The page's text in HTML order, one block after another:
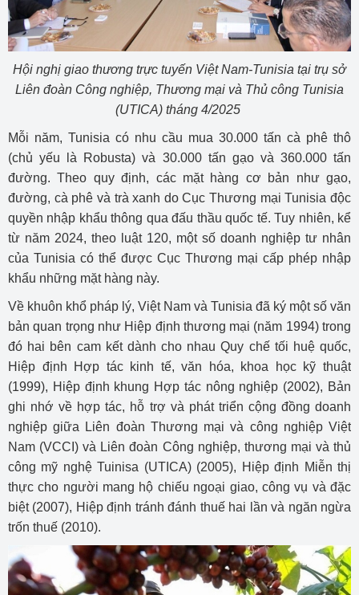
Hội nghị giao thương trực tuyến Việt Nam-Tunisia tại trụ sở
Liên đoàn Công nghiệp, Thương mại và Thủ công Tunisia
(UTICA) tháng 4/2025
Mỗi năm, Tunisia có nhu cầu mua 30.000 tấn cà phê thô
(chủ yếu là Robusta) và 30.000 tấn gạo và 360.000 tấn
đường. Theo quy định, các mặt hàng cơ bản như gạo,
đường, cà phê và trà xanh do Cục Thương mại Tunisia độc
quyền nhập khẩu thông qua đấu thầu quốc tế. Tuy nhiên, kể
từ năm 2024, theo luật 120, một số doanh nghiệp tư nhân
của Tunisia có thể được Cục Thương mại cấp phép nhập
khẩu những mặt hàng này.
Về khuôn khổ pháp lý, Việt Nam và Tunisia đã ký một số văn
bản quan trọng như Hiệp định thương mại (năm 1994) trong
đó hai bên cam kết dành cho nhau Quy chế tối huệ quốc,
Hiệp định Hợp tác kinh tế, văn hóa, khoa học kỹ thuật
(1999), Hiệp định khung Hợp tác nông nghiệp (2002), Bản
ghi nhớ về hợp tác, hỗ trợ và phát triển cộng đồng doanh
nghiệp giữa Liên đoàn Thương mại và công nghiệp Việt
Nam (VCCI) và Liên đoàn Công nghiệp, thương mại và thủ
công mỹ nghệ Tuinisa (UTICA) (2005), Hiệp định Miễn thị
thực cho người mang hộ chiếu ngoại giao, công vụ và đặc
biệt (2007), Hiệp định tránh đánh thuế hai lần và ngăn ngừa
trốn thuế (2010).